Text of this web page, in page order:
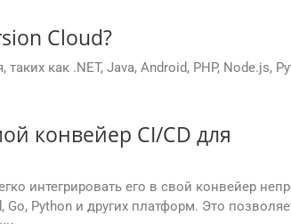
Cloud?
как .NET, Java, Android, PHP, Node.js,
конвейер CI/CD для
интегрировать его в свой конвейер
Go, Python и других платформ. Это